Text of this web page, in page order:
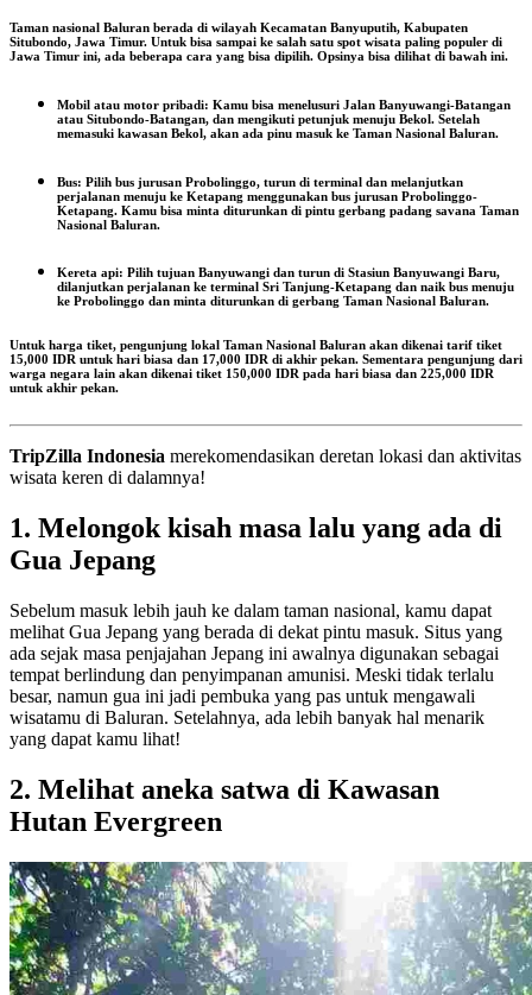
Taman nasional Baluran berada di wilayah Kecamatan Banyuputih, Kabupaten
Situbondo, Jawa Timur. Untuk bisa sampai ke salah satu spot wisata paling populer di
Jawa Timur ini, ada beberapa cara yang bisa dipilih. Opsinya bisa dilihat di bawah ini.
Mobil atau motor pribadi: Kamu bisa menelusuri Jalan Banyuwangi-Batangan
atau Situbondo-Batangan, dan mengikuti petunjuk menuju Bekol. Setelah
memasuki kawasan Bekol, akan ada pinu masuk ke Taman Nasional Baluran.
Bus: Pilih bus jurusan Probolinggo, turun di terminal dan melanjutkan
perjalanan menuju ke Ketapang menggunakan bus jurusan Probolinggo-
Ketapang. Kamu bisa minta diturunkan di pintu gerbang padang savana Taman
Nasional Baluran.
Kereta api: Pilih tujuan Banyuwangi dan turun di Stasiun Banyuwangi Baru,
dilanjutkan perjalanan ke terminal Sri Tanjung-Ketapang dan naik bus menuju
ke Probolinggo dan minta diturunkan di gerbang Taman Nasional Baluran.
Untuk harga tiket, pengunjung lokal Taman Nasional Baluran akan dikenai tarif tiket
15,000 IDR untuk hari biasa dan 17,000 IDR di akhir pekan. Sementara pengunjung dari
warga negara lain akan dikenai tiket 150,000 IDR pada hari biasa dan 225,000 IDR
untuk akhir pekan.
TripZilla Indonesia merekomendasikan deretan lokasi dan aktivitas
wisata keren di dalamnya!
1. Melongok kisah masa lalu yang ada di
Gua Jepang
Sebelum masuk lebih jauh ke dalam taman nasional, kamu dapat
melihat Gua Jepang yang berada di dekat pintu masuk. Situs yang
ada sejak masa penjajahan Jepang ini awalnya digunakan sebagai
tempat berlindung dan penyimpanan amunisi. Meski tidak terlalu
besar, namun gua ini jadi pembuka yang pas untuk mengawali
wisatamu di Baluran. Setelahnya, ada lebih banyak hal menarik
yang dapat kamu lihat!
2. Melihat aneka satwa di Kawasan
Hutan Evergreen